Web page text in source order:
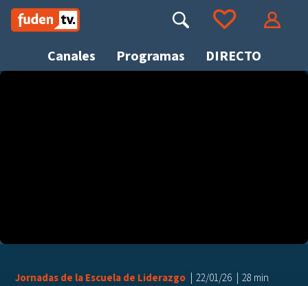
Saltar
contenido
Canales Programas DIRECTO
Buscar Ir a tus favoritos
Jornadas de la Escuela de Liderazgo 22/01/26 28 min